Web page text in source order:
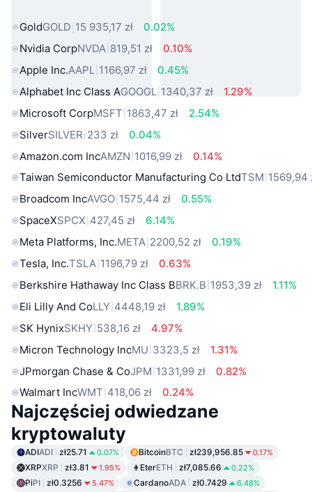
GoldGOLD 15 935,17 zł
0.02%
Nvidia CorpNVDA 819,51 zł
0.10%
Apple Inc.AAPL 1166,97 zł
0.45%
Alphabet Inc Class AGOOGL 1340,37 zł
1.29%
Microsoft CorpMSFT 1863,47 zł
2.54%
SilverSILVER 233 zł
0.04%
Amazon.com IncAMZN 1016,99 zł
0.14%
Taiwan Semiconductor Manufacturing Co LtdTSM 1569,94
Broadcom IncAVGO 1575,44 zł
0.55%
SpaceXSPCX 427,45 zł
6.14%
Meta Platforms, Inc.META 2200,52 zł
0.19%
Tesla, Inc.TSLA 1196,79 zł
0.63%
Berkshire Hathaway Inc Class BBRK.B 1953,39 zł
1.11%
Eli Lilly And CoLLY 4448,19 zł
1.89%
SK HynixSKHY 538,16 zł
4.97%
Micron Technology IncMU 3323,5 zł
1.31%
JPmorgan Chase & CoJPM 1331,99 zł
0.82%
Walmart IncWMT 418,06 zł 0.24%
Najczęściej odwiedzane
kryptowaluty
ADIADI zł25.71 0.07% BitcoinBTC zł239,956.85 0.17%
XRPXRP zł3.81 1.95% EterETH zł7,085.66 0.22%
PiPI zł0.3256 5.47% CardanoADA zł0.7429 6.48%